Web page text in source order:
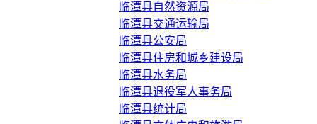
临潭县自然资源局
临潭县交通运输局
临潭县公安局
临潭县住房和城乡建设局
临潭县水务局
临潭县退役军人事务局
临潭县统计局